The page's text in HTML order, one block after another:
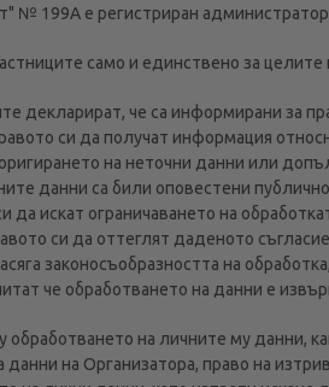
№ 199А е регистриран
само и единствено за целите
декларират, че са информирани за
си да получат информация
на неточни данни или
данни са били оповестени
да искат ограничаването на
си да оттеглят даденото
законосъобразността на
че обработването на данни е
обработването на личните му данни,
на Организатора, право на